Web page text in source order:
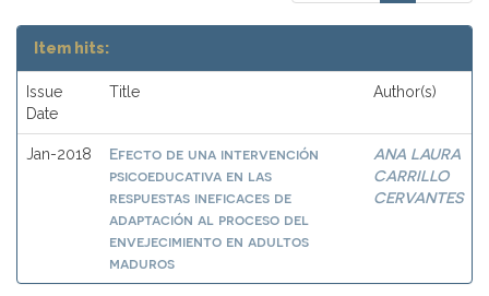
Item hits:
Issue
Date
Title Author(s)
Jan-2018
Efecto de una intervención
psicoeducativa en las
respuestas ineficaces de
adaptación al proceso del
envejecimiento en adultos
maduros
ANA LAURA
CARRILLO
CERVANTES